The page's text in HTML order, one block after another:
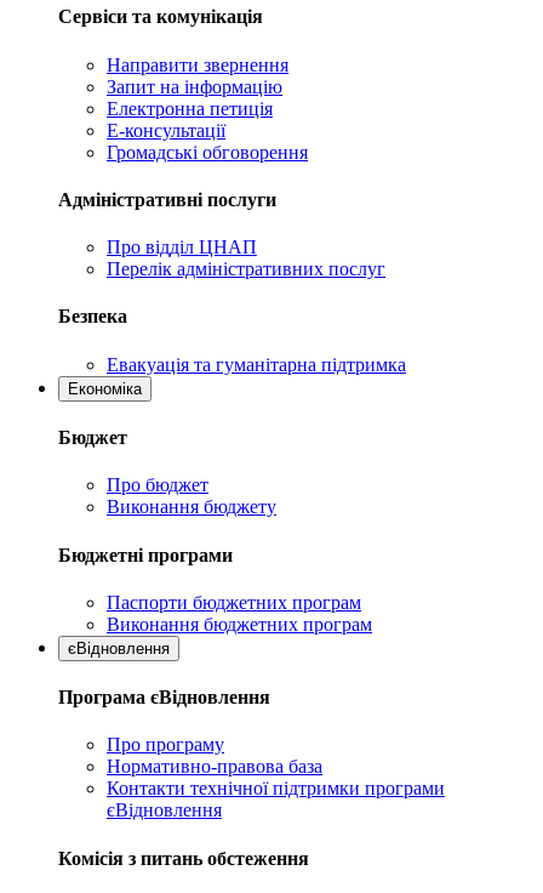
Сервіси та комунікація
Направити звернення
Запит на інформацію
Електронна петиція
Е-консультації
Громадські обговорення
Адміністративні послуги
Про відділ ЦНАП
Перелік адміністративних послуг
Безпека
Евакуація та гуманітарна підтримка
Економіка
Бюджет
Про бюджет
Виконання бюджету
Бюджетні програми
Паспорти бюджетних програм
Виконання бюджетних програм
єВідновлення
Програма єВідновлення
Про програму
Нормативно-правова база
Контакти технічної підтримки програми
єВідновлення
Комісія з питань обстеження